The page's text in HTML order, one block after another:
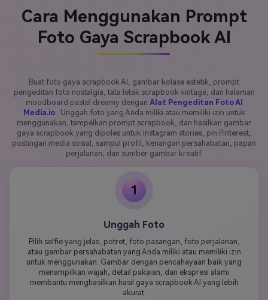
Cara Menggunakan Prompt
Foto Gaya Scrapbook AI
Buat foto gaya scrapbook AI, gambar kolase estetik, prompt
pengeditan foto nostalgia, tata letak scrapbook vintage, dan halaman
moodboard pastel dreamy dengan Alat Pengeditan Foto AI
Media.io . Unggah foto yang Anda miliki atau memiliki izin untuk
menggunakan, tempelkan prompt scrapbook, dan hasilkan gambar
gaya scrapbook yang dipoles untuk Instagram stories, pin Pinterest,
postingan media sosial, sampul profil, kenangan persahabatan, papan
perjalanan, dan sumber gambar kreatif.
1
Unggah Foto
Pilih selfie yang jelas, potret, foto pasangan, foto perjalanan,
atau gambar persahabatan yang Anda miliki atau memiliki izin
untuk menggunakan. Gambar dengan pencahayaan baik yang
menampilkan wajah, detail pakaian, dan ekspresi alami
membantu menghasilkan hasil gaya scrapbook AI yang lebih
akurat.